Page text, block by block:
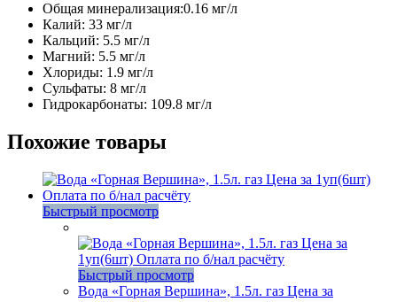
Общая минерализация:0.16 мг/л
Калий: 33 мг/л
Кальций: 5.5 мг/л
Магний: 5.5 мг/л
Хлориды: 1.9 мг/л
Сульфаты: 8 мг/л
Гидрокарбонаты: 109.8 мг/л
Похожие товары
Быстрый просмотр
Быстрый просмотр
Вода «Горная Вершина», 1.5л. газ Цена за